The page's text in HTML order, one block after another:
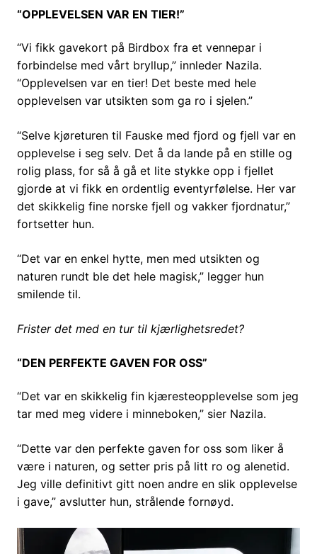
“OPPLEVELSEN VAR EN TIER!”
“Vi fikk gavekort på Birdbox fra et vennepar i
forbindelse med vårt bryllup,” innleder Nazila.
“Opplevelsen var en tier! Det beste med hele
opplevelsen var utsikten som ga ro i sjelen.”
“Selve kjøreturen til Fauske med fjord og fjell var en
opplevelse i seg selv. Det å da lande på en stille og
rolig plass, for så å gå et lite stykke opp i fjellet
gjorde at vi fikk en ordentlig eventyrfølelse. Her var
det skikkelig fine norske fjell og vakker fjordnatur,”
fortsetter hun.
“Det var en enkel hytte, men med utsikten og
naturen rundt ble det hele magisk,” legger hun
smilende til.
Frister det med en tur til kjærlighetsredet?
“DEN PERFEKTE GAVEN FOR OSS”
“Det var en skikkelig fin kjæresteopplevelse som jeg
tar med meg videre i minneboken,” sier Nazila.
“Dette var den perfekte gaven for oss som liker å
være i naturen, og setter pris på litt ro og alenetid.
Jeg ville definitivt gitt noen andre en slik opplevelse
i gave,” avslutter hun, strålende fornøyd.